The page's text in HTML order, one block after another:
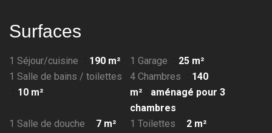
Surfaces
1 Séjour/cuisine 190 m² 1 Garage
25 m²
1 Salle de bains / toilettes
10 m²
4 Chambres
140
m²
aménagé pour 3
chambres
1 Salle de douche
7 m² 1 Toilettes
2 m²